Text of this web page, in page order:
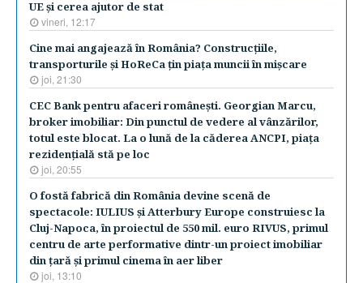
UE şi cerea ajutor de stat
vineri, 12:17
Cine mai angajează în România? Construcţiile,
transporturile şi HoReCa ţin piaţa muncii în mişcare
joi, 21:30
CEC Bank pentru afaceri româneşti. Georgian Marcu,
broker imobiliar: Din punctul de vedere al vânzărilor,
totul este blocat. La o lună de la căderea ANCPI, piaţa
rezidenţială stă pe loc
joi, 20:55
O fostă fabrică din România devine scenă de
spectacole: IULIUS şi Atterbury Europe construiesc la
Cluj-Napoca, în proiectul de 550 mil. euro RIVUS, primul
centru de arte performative dintr-un proiect imobiliar
din ţară şi primul cinema în aer liber
joi, 13:10